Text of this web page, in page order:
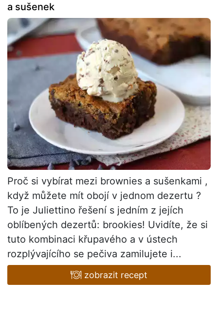
a sušenek
Proč si vybírat mezi brownies a sušenkami ,
když můžete mít obojí v jednom dezertu ?
To je Juliettino řešení s jedním z jejích
oblíbených dezertů: brookies! Uvidíte, že si
tuto kombinaci křupavého a v ústech
rozplývajícího se pečiva zamilujete i...
zobrazit recept